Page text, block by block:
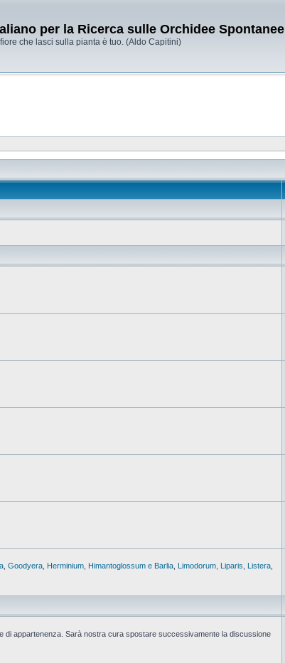
per la Ricerca sulle Orchidee Spontanee
che lasci sulla pianta è tuo. (Aldo Capitini)
Goodyera Herminium Himantoglossum e Barlia Limodorum Liparis Listera
di appartenenza. Sarà nostra cura spostare successivamente la discussione